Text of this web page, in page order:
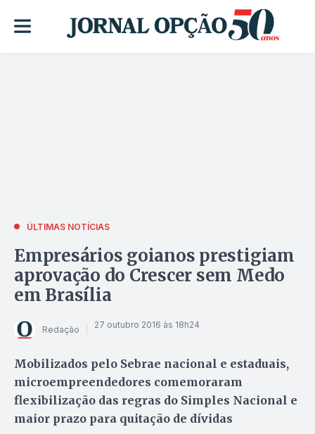
ÚLTIMAS NOTÍCIAS
Empresários goianos prestigiam
aprovação do Crescer sem Medo
em Brasília
Redação 27 outubro 2016 às 18h24
Mobilizados pelo Sebrae nacional e estaduais,
microempreendedores comemoraram
flexibilização das regras do Simples Nacional e
maior prazo para quitação de dívidas